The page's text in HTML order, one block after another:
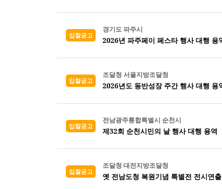
입찰공고
경기도 파주시
2026년 파주페이 페스타 행사 대행 용
입찰공고
조달청 서울지방조달청
2026년도 동반성장 주간 행사 대행 용
입찰공고
전남광주통합특별시 순천시
제32회 순천시민의 날 행사 대행 용역
입찰공고
조달청 대전지방조달청
옛 전남도청 복원기념 특별전 전시연